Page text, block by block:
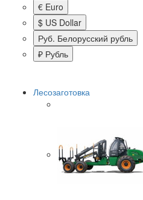
€ Euro
$ US Dollar
Руб. Белорусский рубль
₽ Рубль
Лесозаготовка